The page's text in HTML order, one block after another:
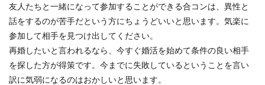
友人たちと一緒になって参加することができる合コンは、異性と
話をするのが苦手だという方にちょうどいいと思います。気楽に
参加して相手を見つけ出してください。
再婚したいと言われるなら、今すぐ婚活を始めて条件の良い相手
を探した方が得策です。今までに失敗しているということを言い
訳に気弱になるのはおかしいと思います。